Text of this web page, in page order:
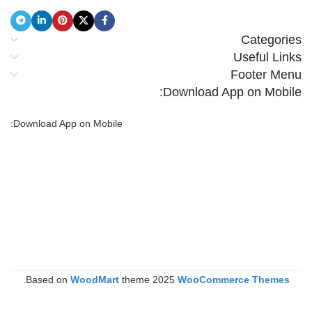
Categories
Useful Links
Footer Menu
Download App on Mobile:
Download App on Mobile:
Based on WoodMarttheme2025 WooCommerce Themes